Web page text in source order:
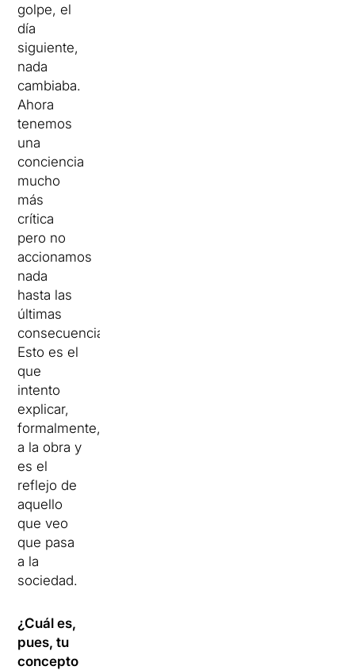
golpe, el
día
siguiente,
nada
cambiaba.
Ahora
tenemos
una
conciencia
mucho
más
crítica
pero no
accionamos
nada
hasta las
últimas
consecuencias.
Esto es el
que
intento
explicar,
formalmente,
a la obra y
es el
reflejo de
aquello
que veo
que pasa
a la
sociedad.
¿Cuál es,
pues, tu
concepto